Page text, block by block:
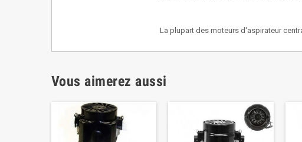
La plupart des moteurs d'aspirateur
Vous aimerez aussi